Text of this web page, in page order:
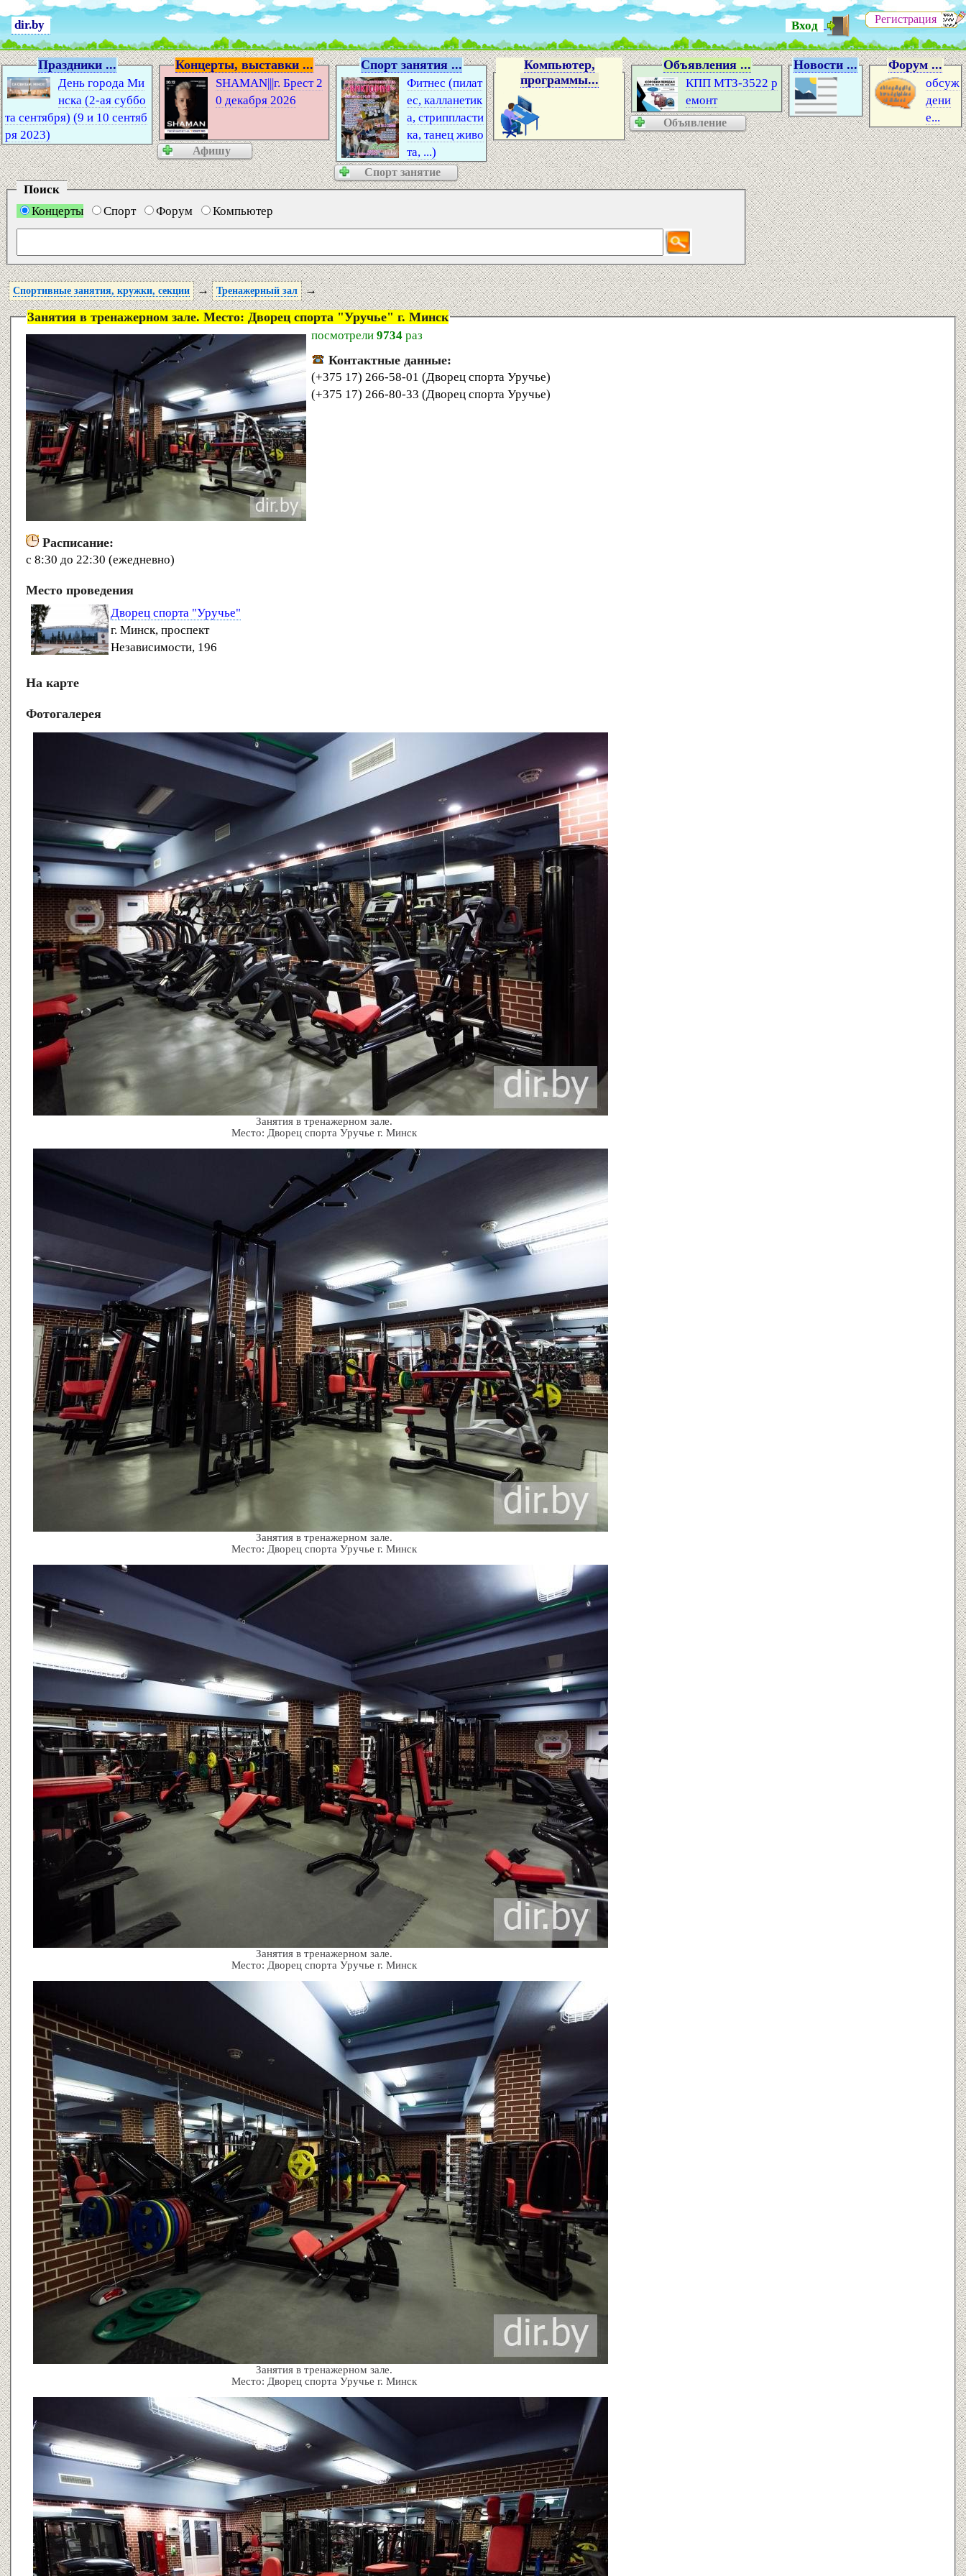
dir.by Вход Регистрация
Праздники ...
День города Ми
нска (2-ая суббо
та сентября) (9 и 10 сентяб
ря 2023)
Концерты, выставки ...
SHAMAN|||г. Брест 2
0 декабря 2026
Афишу
Спорт занятия ...
Фитнес (пилат
ес, калланетик
а, стриппласти
ка, танец живо
та, ...)
Спорт занятие
Компьютер,
программы...
Объявления ...
КПП МТЗ-3522 р
емонт
Объявление
Новости ... Форум ...
обсуж
дени
е...
Поиск
Концерты
Спорт Форум Компьютер
Спортивные занятия, кружки, секции → Тренажерный зал →
Занятия в тренажерном зале. Место: Дворец спорта "Уручье" г. Минск
посмотрели 9734 раз
Контактные данные:
(+375 17) 266-58-01 (Дворец спорта Уручье)
(+375 17) 266-80-33 (Дворец спорта Уручье)
Расписание:
с 8:30 до 22:30 (ежедневно)
Место проведения
Дворец спорта "Уручье"
г. Минск, проспект
Независимости, 196
На карте
Фотогалерея
Занятия в тренажерном зале.
Место: Дворец спорта Уручье г. Минск
Занятия в тренажерном зале.
Место: Дворец спорта Уручье г. Минск
Занятия в тренажерном зале.
Место: Дворец спорта Уручье г. Минск
Занятия в тренажерном зале.
Место: Дворец спорта Уручье г. Минск